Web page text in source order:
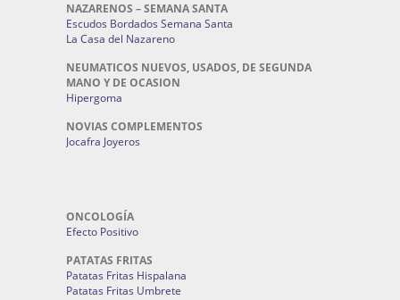
NAZARENOS – SEMANA SANTA
Escudos Bordados Semana Santa
La Casa del Nazareno
NEUMATICOS NUEVOS, USADOS, DE SEGUNDA
MANO Y DE OCASION
Hipergoma
NOVIAS COMPLEMENTOS
Jocafra Joyeros
ONCOLOGÍA
Efecto Positivo
PATATAS FRITAS
Patatas Fritas Hispalana
Patatas Fritas Umbrete